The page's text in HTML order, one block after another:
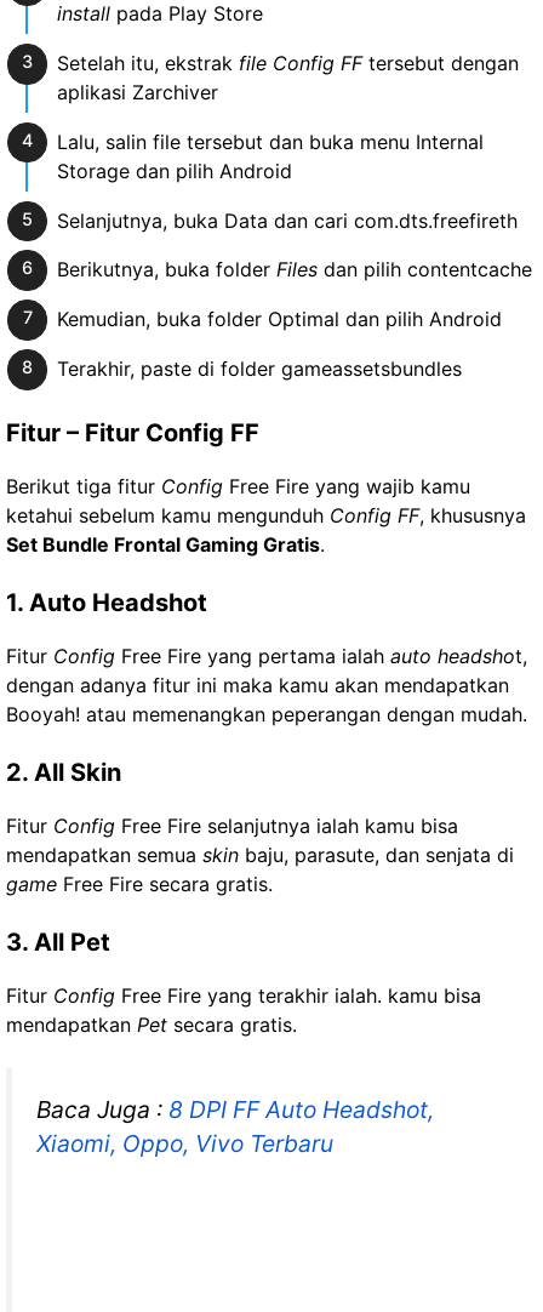
installpada Play Store
Setelah itu, ekstrak file Config FFtersebut dengan
aplikasi Zarchiver
Lalu, salin file tersebut dan buka menu Internal
Storage dan pilih Android
Selanjutnya, buka Data dan cari com.dts.freefireth
Berikutnya, buka folder Filesdan pilih contentcache
Kemudian, buka folder Optimal dan pilih Android
Terakhir, paste di folder gameassetsbundles
Fitur – Fitur Config FF
Berikut tiga fitur Config Free Fire yang wajib kamu
ketahui sebelum kamu mengunduh Config FF, khususnya
Set Bundle Frontal Gaming Gratis.
1. Auto Headshot
Fitur Config Free Fire yang pertama ialah auto headshot,
dengan adanya fitur ini maka kamu akan mendapatkan
Booyah! atau memenangkan peperangan dengan mudah.
2. All Skin
Fitur Config Free Fire selanjutnya ialah kamu bisa
mendapatkan semua skin baju, parasute, dan senjata di
game Free Fire secara gratis.
3. All Pet
Fitur Config Free Fire yang terakhir ialah. kamu bisa
mendapatkan Pet secara gratis.
Baca Juga : 8 DPI FF Auto Headshot,
Xiaomi, Oppo, Vivo Terbaru